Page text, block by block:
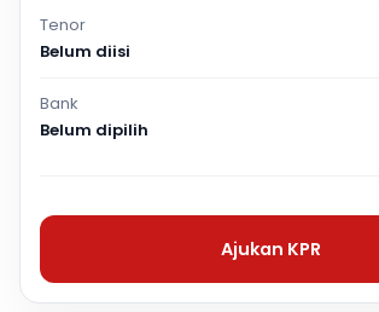
Tenor
Belum diisi
Bank
Belum dipilih
Ajukan KPR